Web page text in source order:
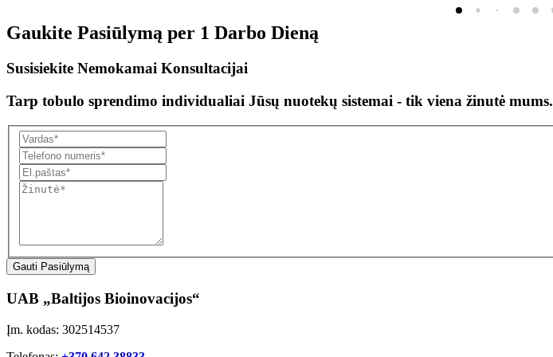
Gaukite Pasiūlymą per 1 Darbo Dieną
Susisiekite Nemokamai Konsultacijai
Tarp tobulo sprendimo individualiai Jūsų nuotekų sistemai - tik viena žinutė mums.
Gauti Pasiūlymą
UAB „Baltijos Bioinovacijos“
Įm. kodas: 302514537